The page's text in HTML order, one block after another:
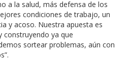
a la salud, más defensa de los
condiciones de trabajo, un
y acoso. Nuestra apuesta es
construyendo ya que
sortear problemas, aún con